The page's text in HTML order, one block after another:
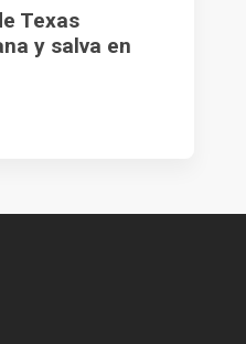
Texas
y salva en